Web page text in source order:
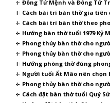
Đông Tứ Mệnh và Đông Tứ
Cách bài trí bàn thờ gia tiên
Cách bài trí bàn thờ theo
Hướng bàn thờ tuổi 1979 Kỷ
Phong thủy bàn thờ cho
Phong thủy bàn thờ cho
Hướng phòng thờ đúng
Người tuổi Ất Mão nên chọn
Phong thủy bàn thờ cho
Cách đặt bàn thờ tuổi Quý